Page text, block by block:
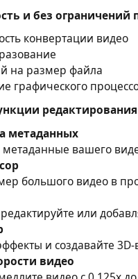
и без ограничений
конвертации видео
на размер файла
графического
метаданных
метаданные вашего
большого видео в
или
и создавайте 3D-
видео